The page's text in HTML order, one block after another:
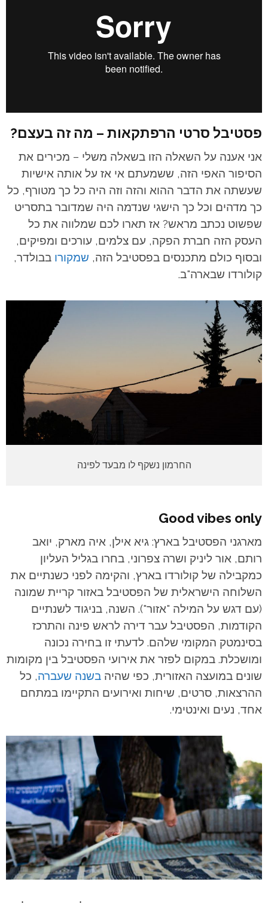
פסטיבל סרטי הרפתקאות – מה זה בעצם?
אני אענה על השאלה הזו בשאלה משלי – מכירים את
הסיפור האפי הזה, ששמעתם אי אז על אותה אישיות
שעשתה את הדבר ההוא והזה וזה היה כל כך מטורף, כל
כך מדהים וכל כך הישגי שנדמה היה שמדובר בתסריט
שפשוט נכתב מראש? אז תארו לכם שמלווה את כל
העסק הזה חברת הפקה, עם צלמים, עורכים ומפיקים,
ובסוף כולם מתכנסים בפסטיבל הזה, שמקורו בבולדר,
קולורדו שבארה"ב.
החרמון נשקף לו מבעד לפינה
Good vibes only
מארגני הפסטיבל בארץ: גיא אילן, איה מארק, יואב
רותם, אור ליניק ושרה צפרוני, בחרו בגליל העליון
כמקבילה של קולורדו בארץ, והקימה לפני כשנתיים את
השלוחה הישראלית של הפסטיבל באזור קריית שמונה
(עם דגש על המילה "אזור"). השנה, בניגוד לשנתיים
הקודמות, הפסטיבל עבר דירה לראש פינה והתרכז
בסינמטק המקומי שלהם. לדעתי זו בחירה נכונה
ומושכלת. במקום לפזר את אירועי הפסטיבל בין מקומות
שונים במועצה האזורית, כפי שהיה בשנה שעברה, כל
ההרצאות, סרטים, שיחות ואירועים התקיימו במתחם
אחד, נעים ואינטימי.